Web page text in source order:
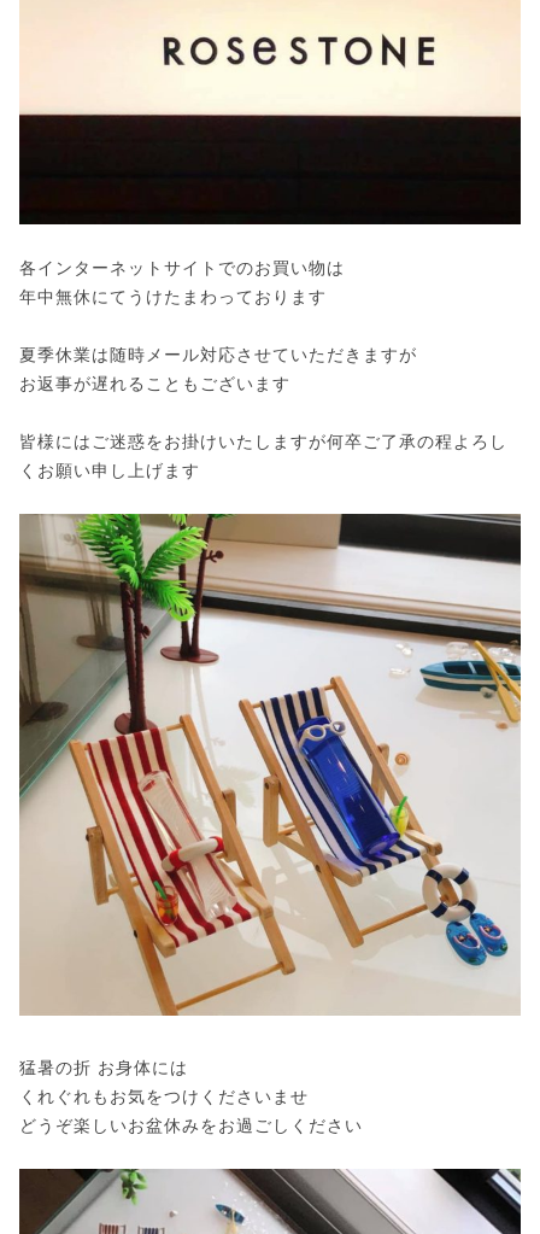
各インターネットサイトでのお買い物は
年中無休にてうけたまわっております
夏季休業は随時メール対応させていただきますが
お返事が遅れることもございます
皆様にはご迷惑をお掛けいたしますが何卒ご了承の程よろし
くお願い申し上げます
猛暑の折 お身体には
くれぐれもお気をつけくださいませ
どうぞ楽しいお盆休みをお過ごしください